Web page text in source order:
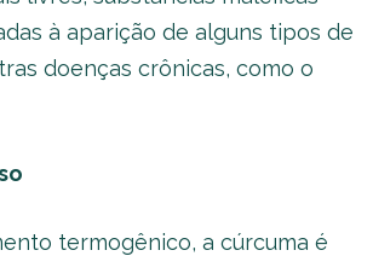
à aparição de alguns tipos de
doenças crônicas, como o
termogênico, a cúrcuma é